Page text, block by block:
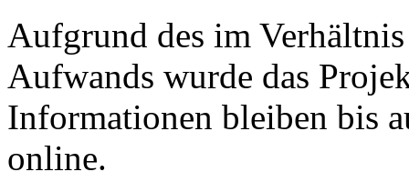
Aufgrund des im
Aufwands wurde das
Informationen bleiben bis
online.